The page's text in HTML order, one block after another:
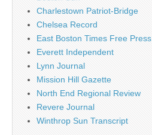
Charlestown Patriot-Bridge
Chelsea Record
East Boston Times Free Press
Everett Independent
Lynn Journal
Mission Hill Gazette
North End Regional Review
Revere Journal
Winthrop Sun Transcript